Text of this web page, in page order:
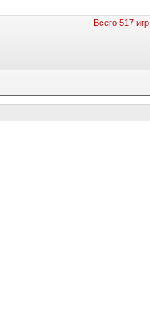
Всего 517 игр